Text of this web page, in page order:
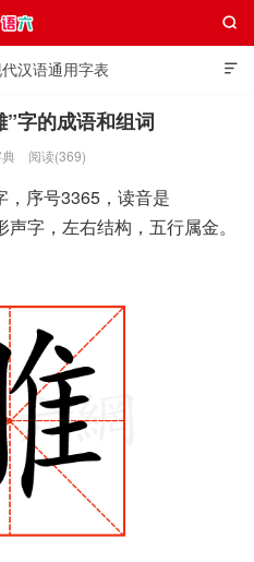

汉语通用字表
字大全 极简英语词典

字的成语和组词
阅读(369)
，序号3365，读音是
字，左右结构，五行属金。